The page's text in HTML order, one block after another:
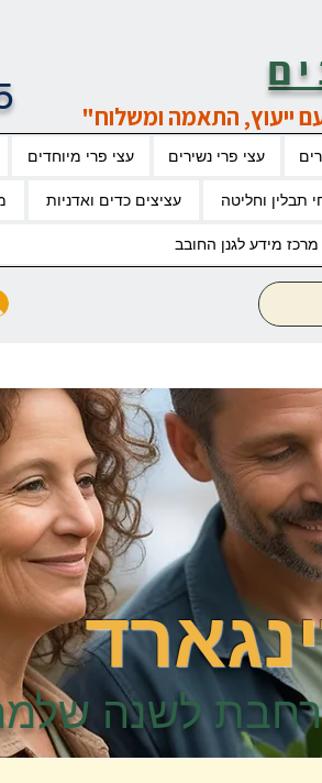
ייעוץ, התאמה ומשלוח"
עצי פרי נשירים עצי פרי מיוחדים
תבלין וחליטה עציצים כדים ואדניות
מרכז מידע לגנן החובב
לשנה